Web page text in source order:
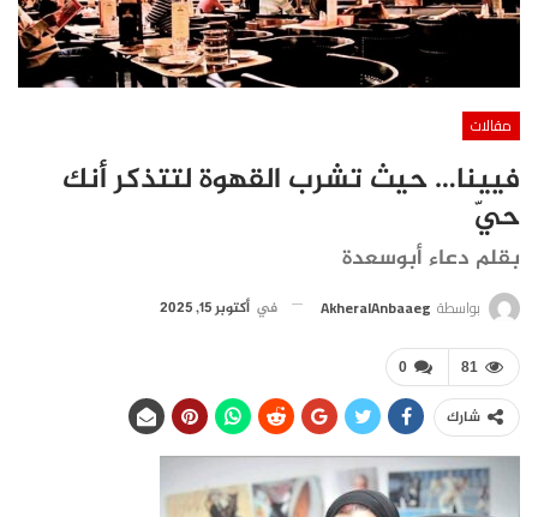
مقالات
فيينا… حيث تشرب القهوة لتتذكر أنك
حيّ
بقلم دعاء أبوسعدة
بواسطة AkheralAnbaaeg في أكتوبر 15, 2025
0 81
شارك